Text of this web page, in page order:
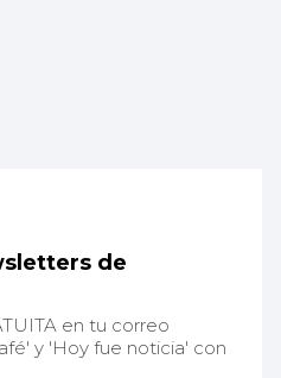
de
en tu correo
y 'Hoy fue noticia' con